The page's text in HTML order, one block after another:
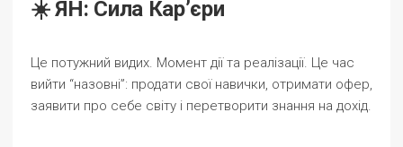
☀️ ЯН: Сила Кар’єри
Це потужний видих. Момент дії та реалізації. Це час
вийти “назовні”: продати свої навички, отримати офер,
заявити про себе світу і перетворити знання на дохід.